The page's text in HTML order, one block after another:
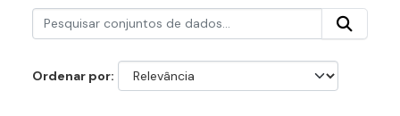
Ordenar por